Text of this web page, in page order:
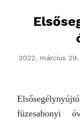
2022. március 29.
füzesabonyi